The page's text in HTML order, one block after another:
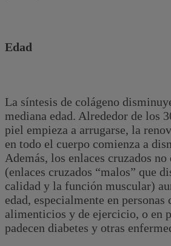
Edad
La síntesis de colágeno
mediana edad. Alrededor de los
piel empieza a arrugarse, la
en todo el cuerpo comienza a
Además, los enlaces cruzados
(enlaces cruzados “malos” que
calidad y la función muscular)
edad, especialmente en
alimenticios y de ejercicio, o en
padecen diabetes y otras